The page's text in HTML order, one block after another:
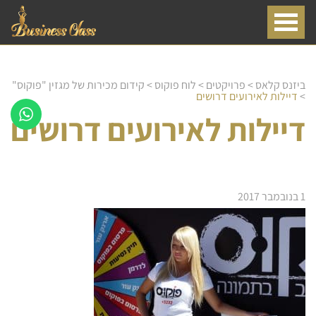
ביזנס קלאס>פרויקטים>לוח פוקוס>קידום מכירות של מגזין "פוקוס"
>דיילות לאירועים דרושים
דיילות לאירועים דרושים
1 בנובמבר 2017